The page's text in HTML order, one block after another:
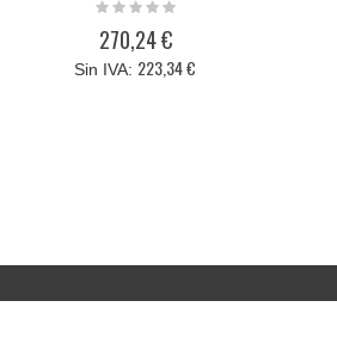
Rating:
270,24 €
223,34 €